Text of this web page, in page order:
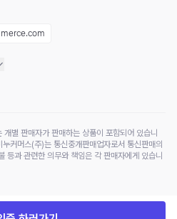
별 판매자가 판매하는 상품이 포함되어 있습니
커머스(주)는 통신중개판매업자로서 통신판매의
등과 관련한 의무와 책임은 각 판매자에게 있습니